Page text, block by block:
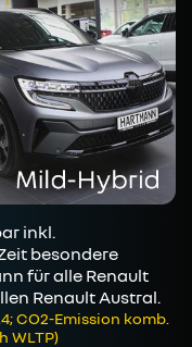
inkl.
besondere
für alle Renault
Renault Austral.
CO2-Emission komb.
WLTP)